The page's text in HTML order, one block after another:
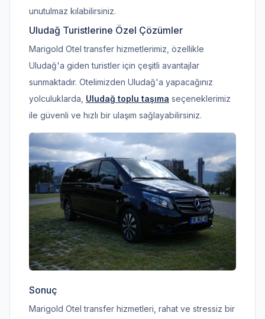
unutulmaz kılabilirsiniz.
Uludağ Turistlerine Özel Çözümler
Marigold Otel transfer hizmetlerimiz, özellikle
Uludağ'a giden turistler için çeşitli avantajlar
sunmaktadır. Otelimizden Uludağ'a yapacağınız
yolculuklarda, Uludağ toplu taşıma seçeneklerimiz
ile güvenli ve hızlı bir ulaşım sağlayabilirsiniz.
Sonuç
Marigold Otel transfer hizmetleri, rahat ve stressiz bir